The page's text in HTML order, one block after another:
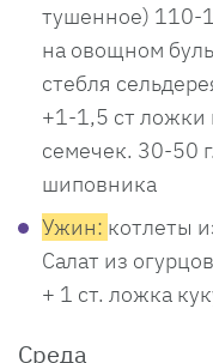
тушенное) 110-
на овощном
стебля
+1-1,5 ст ложки
семечек. 30-50
шиповника
Ужин: котлеты
Салат из
+ 1 ст. ложка
Среда